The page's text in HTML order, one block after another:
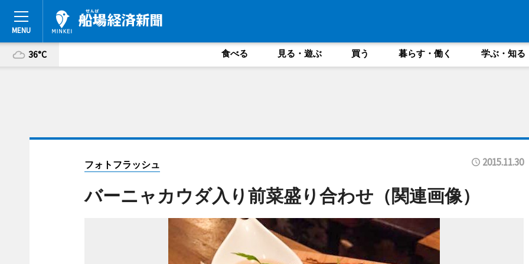
36°C 食べる 見る・遊ぶ 買う 暮らす・働く 学ぶ・知る
フォトフラッシュ 2015.11.30
バーニャカウダ入り前菜盛り合わせ（関連画像）